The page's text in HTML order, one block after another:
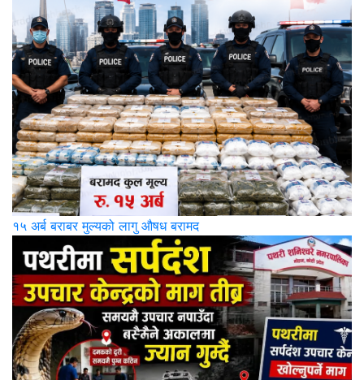
१५ अर्ब बराबर मुल्यको लागु औषध बरामद